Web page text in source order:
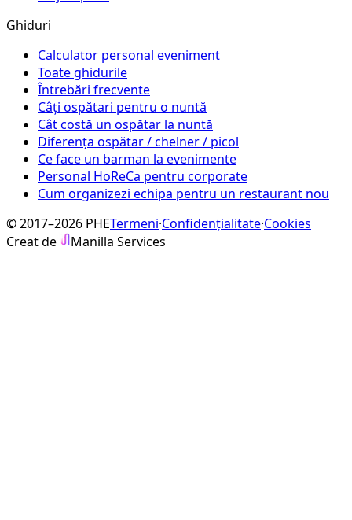
Ghiduri
Calculator personal eveniment
Toate ghidurile
Întrebări frecvente
Câți ospătari pentru o nuntă
Cât costă un ospătar la nuntă
Diferența ospătar / chelner / picol
Ce face un barman la evenimente
Personal HoReCa pentru corporate
Cum organizezi echipa pentru un restaurant nou
© 2017–2026 PHETermeni·Confidențialitate·Cookies
Creat de
Manilla Services